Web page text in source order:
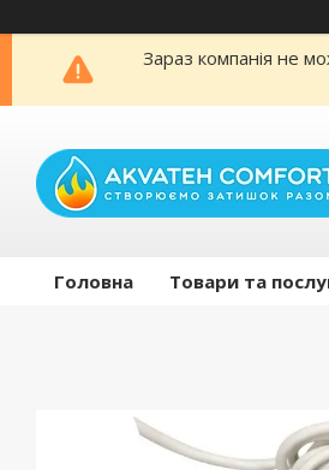
Зараз компанія не
Головна Товари та